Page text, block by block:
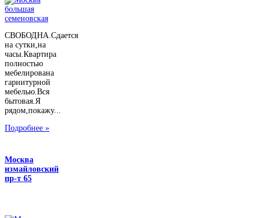
СВОБОДНА.Сдается
на сутки,на
часы.Квартира
полностью
мебелирована
гарнитурной
мебелью.Вся
бытовая.Я
рядом,покажу...
Подробнее »
Москва
измайловский
пр-т 65